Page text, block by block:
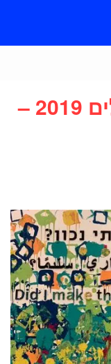
שבוע העיצוב בירושלים 2019 –